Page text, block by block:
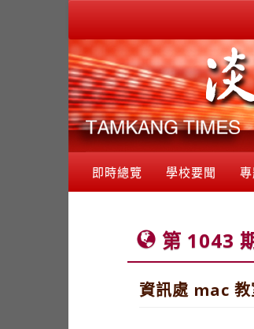
即時總覽 學校要聞
第 1043
資訊處 mac 教